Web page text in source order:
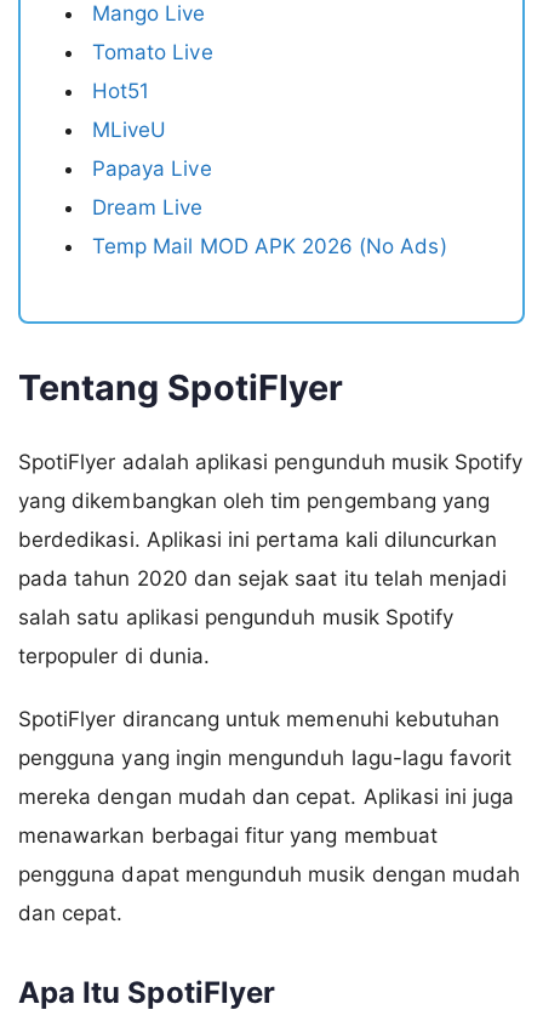
Mango Live
Tomato Live
Hot51
MLiveU
Papaya Live
Dream Live
Temp Mail MOD APK 2026 (No Ads)
Tentang SpotiFlyer
SpotiFlyer adalah aplikasi pengunduh musik Spotify
yang dikembangkan oleh tim pengembang yang
berdedikasi. Aplikasi ini pertama kali diluncurkan
pada tahun 2020 dan sejak saat itu telah menjadi
salah satu aplikasi pengunduh musik Spotify
terpopuler di dunia.
SpotiFlyer dirancang untuk memenuhi kebutuhan
pengguna yang ingin mengunduh lagu-lagu favorit
mereka dengan mudah dan cepat. Aplikasi ini juga
menawarkan berbagai fitur yang membuat
pengguna dapat mengunduh musik dengan mudah
dan cepat.
Apa Itu SpotiFlyer